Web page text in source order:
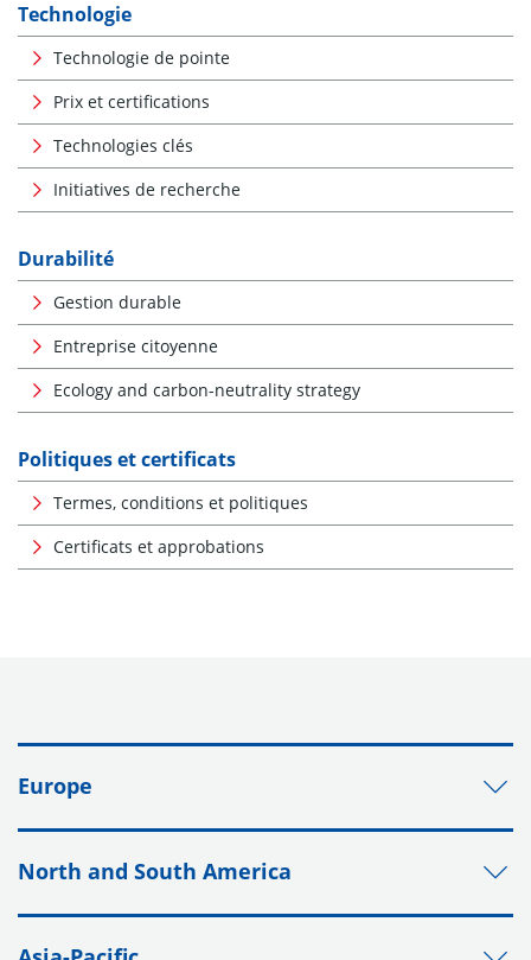
Technologie
Technologie de pointe
Prix et certifications
Technologies clés
Initiatives de recherche
Durabilité
Gestion durable
Entreprise citoyenne
Ecology and carbon-neutrality strategy
Politiques et certificats
Termes, conditions et politiques
Certificats et approbations
Europe
North and South America